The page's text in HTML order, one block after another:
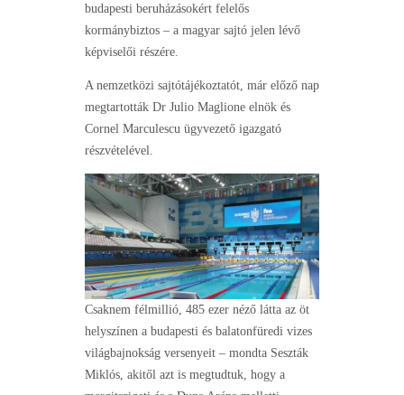
budapesti beruházásokért felelős
kormánybiztos – a magyar sajtó jelen lévő
képviselői részére.
A nemzetközi sajtótájékoztatót, már előző nap
megtartották Dr Julio Maglione elnök és
Cornel Marculescu ügyvezető igazgató
részvételével.
Csaknem félmillió, 485 ezer néző látta az öt
helyszínen a budapesti és balatonfüredi vizes
világbajnokság versenyeit – mondta Seszták
Miklós, akitől azt is megtudtuk, hogy a